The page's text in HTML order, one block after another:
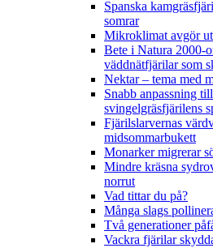
Spanska
somrar
Mikroklimat avgör
Bete i Natura 2000-
väddnätfjärilar som
Nektar – tema med
Snabb anpassning
svingelgräsfjärilens
Fjärilslarvernas
midsommarbukett
Monarker migrerar
Mindre kräsna
norrut
Vad tittar du på?
Många slags
Två generationer
Vackra fjärilar